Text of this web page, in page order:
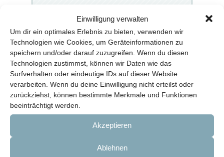
Einwilligung verwalten
Um dir ein optimales Erlebnis zu bieten, verwenden wir
Technologien wie Cookies, um Geräteinformationen zu
speichern und/oder darauf zuzugreifen. Wenn du diesen
Technologien zustimmst, können wir Daten wie das
Surfverhalten oder eindeutige IDs auf dieser Website
verarbeiten. Wenn du deine Einwilligung nicht erteilst oder
zurückziehst, können bestimmte Merkmale und Funktionen
beeinträchtigt werden.
Akzeptieren
Ablehnen
>> ZU DEN
ANGEBOTEN